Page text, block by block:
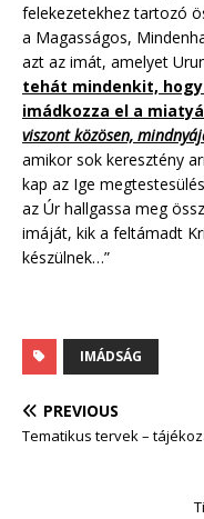
felekezetekhez tartozó
a Magasságos,
azt az imát, amelyet
tehát mindenkit,
imádkozza el a
viszont közösen,
amikor sok keresztény
kap az Ige
az Úr hallgassa meg
imáját, kik a feltámadt
készülnek…”
IMÁDSÁG
PREVIOUS
Tematikus tervek –